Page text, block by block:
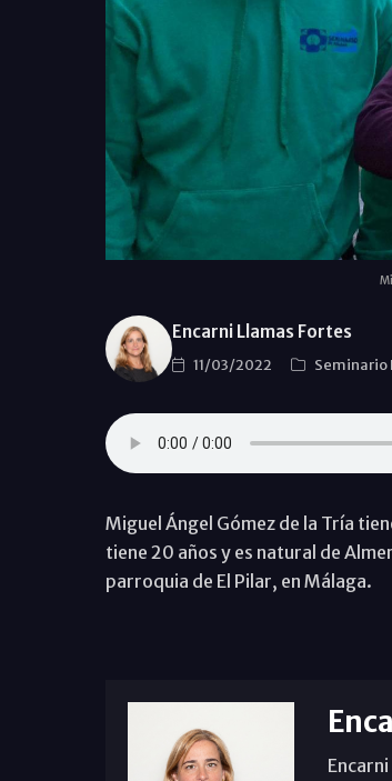
Encarni Llamas Fortes
11/03/2022 Seminario
Miguel Ángel Gómez de la Tría
tiene 20 años y es natural de
parroquia de El Pilar, en Málaga.